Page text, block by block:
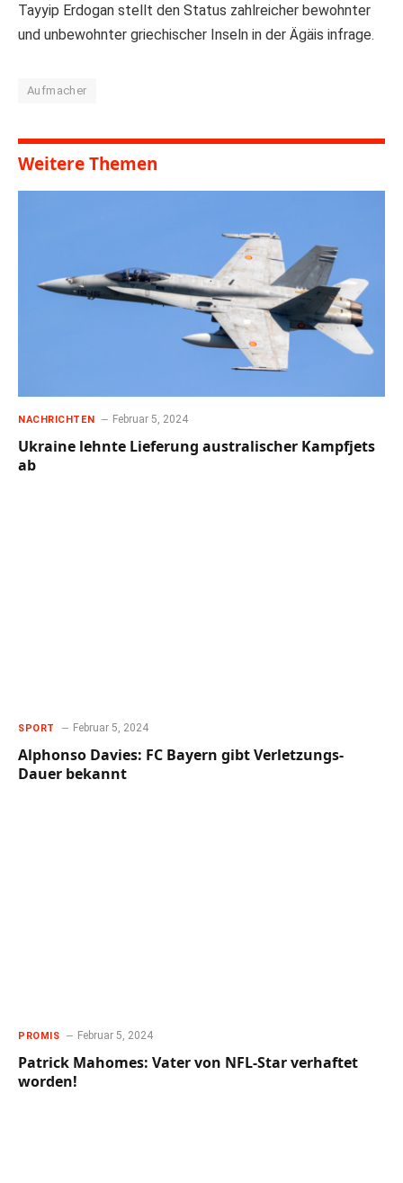
Tayyip Erdogan stellt den Status zahlreicher bewohnter
und unbewohnter griechischer Inseln in der Ägäis infrage.
Aufmacher
Weitere Themen
NACHRICHTEN Februar 5, 2024
Ukraine lehnte Lieferung australischer Kampfjets
ab
SPORT Februar 5, 2024
Alphonso Davies: FC Bayern gibt Verletzungs-
Dauer bekannt
PROMIS Februar 5, 2024
Patrick Mahomes: Vater von NFL-Star verhaftet
worden!